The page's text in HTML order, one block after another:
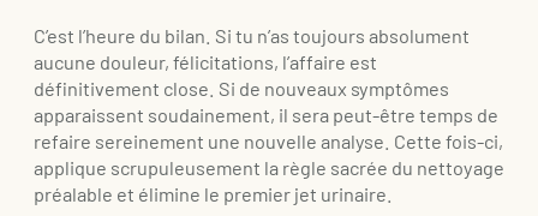
C’est l’heure du bilan. Si tu n’as toujours absolument
aucune douleur, félicitations, l’affaire est
définitivement close. Si de nouveaux symptômes
apparaissent soudainement, il sera peut-être temps de
refaire sereinement une nouvelle analyse. Cette fois-ci,
applique scrupuleusement la règle sacrée du nettoyage
préalable et élimine le premier jet urinaire.